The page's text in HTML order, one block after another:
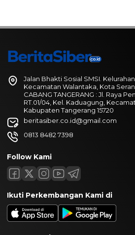
Jalan Bhakti Sosial SMSI.
Kecamatan Walantaka, Kota
CABANG TANGERANG : Jl. Raya
RT.01/04, Kel. Kaduagung,
Kabupaten Tangerang 15720
beritasiber.co.id@gmail.com
0813 8482 7398
Follow Kami
Ikuti Perkembangan Kami di